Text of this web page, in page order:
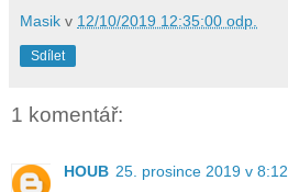
Masik v 12/10/2019 12:35:00 odp.
Sdílet
1 komentář:
HOUB 25. prosince 2019 v 8:12